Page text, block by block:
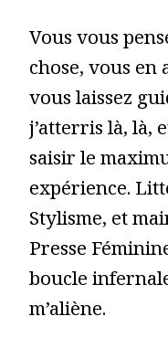
Vous vous
chose, vous en
vous laissez
j’atterris là, là,
saisir le
expérience.
Stylisme, et
Presse
boucle
m’aliène.